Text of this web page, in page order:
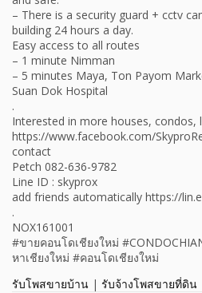
– There is a security guard + cctv
building 24 hours a day.
Easy access to all routes
– 1 minute Nimman
– 5 minutes Maya, Ton Payom
Suan Dok Hospital
.
Interested in more houses, condos,
https://www.facebook.com/
contact
Petch 082-636-9782
Line ID : skyprox
add friends automatically https://
.
NOX161001
#ขายคอนโดเชียงใหม่
หาเชียงใหม่ #คอนโดเชียงใหม่
รับโพสขายบ้าน | รับจ้างโพสขายที่ดิน